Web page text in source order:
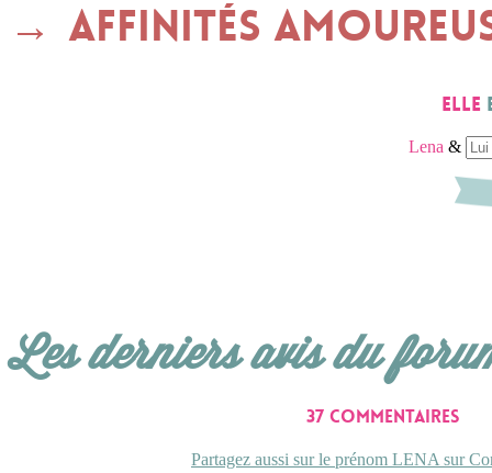
Affinités
Elle
Lena &
Les derniers avis du
37 commentaires
Partagez aussi sur le prénom LENA sur